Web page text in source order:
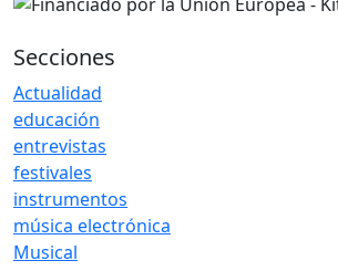
Secciones
Actualidad
educación
entrevistas
festivales
instrumentos
música electrónica
Musical